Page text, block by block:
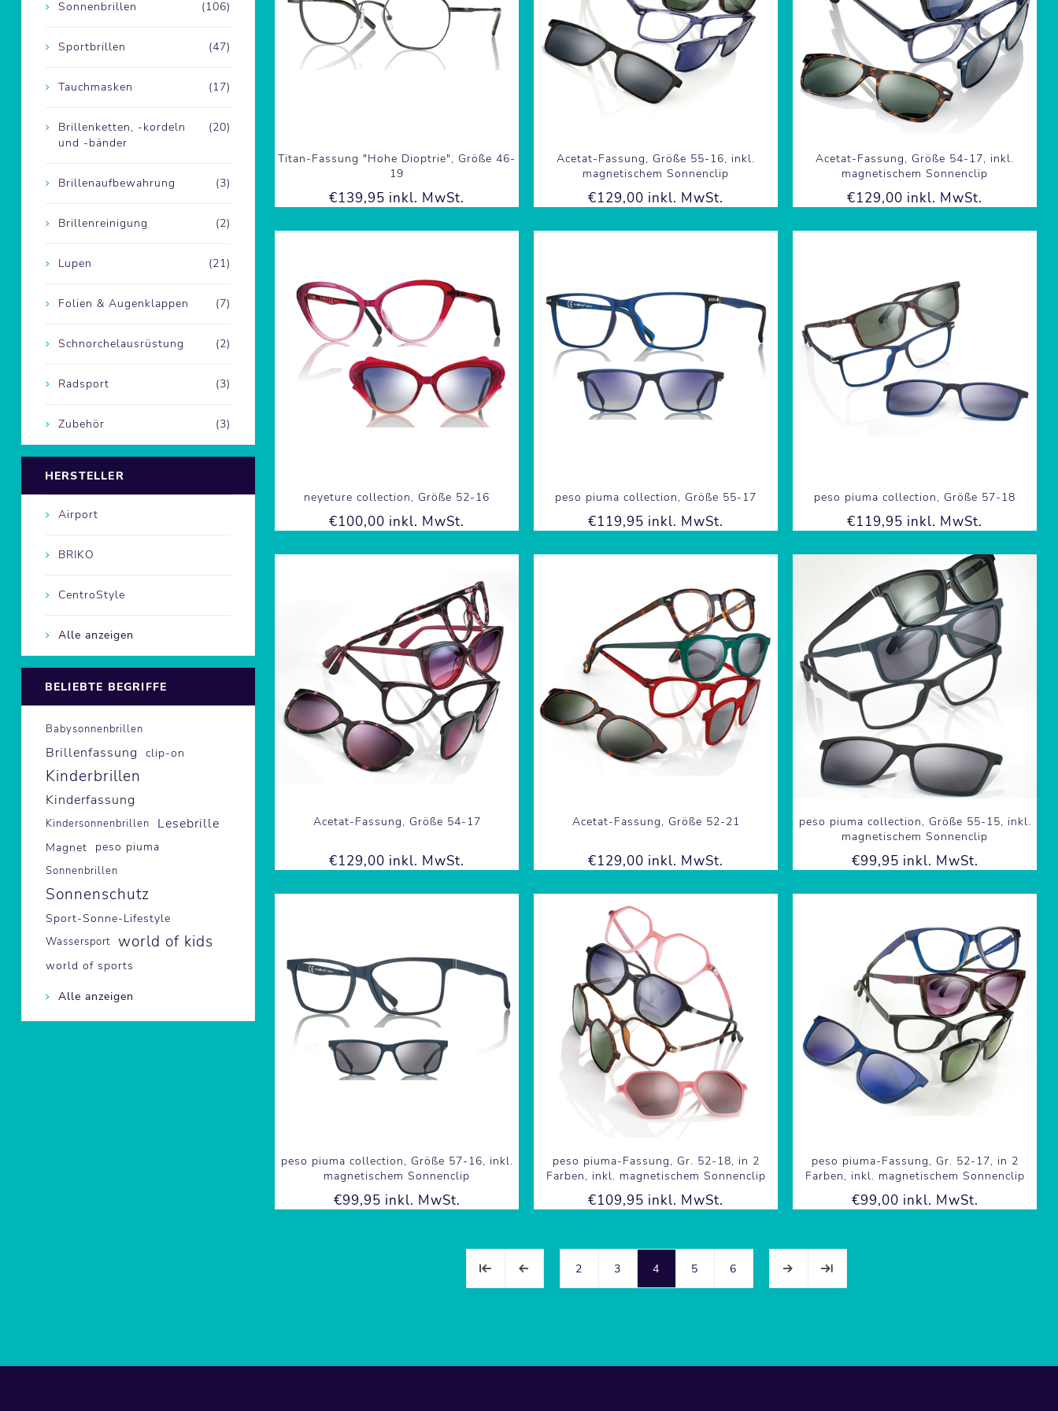
Titan-Fassung "Hohe Dioptrie", Größe 46-
19
€139,95 inkl. MwSt.
Acetat-Fassung, Größe 55-16, inkl.
magnetischem Sonnenclip
€129,00 inkl. MwSt.
Acetat-Fassung, Größe 54-17, inkl.
magnetischem Sonnenclip
€129,00 inkl. MwSt.
neyeture collection, Größe 52-16
€100,00 inkl. MwSt.
peso piuma collection, Größe 55-17
€119,95 inkl. MwSt.
peso piuma collection, Größe 57-18
€119,95 inkl. MwSt.
Acetat-Fassung, Größe 54-17
€129,00 inkl. MwSt.
Acetat-Fassung, Größe 52-21
€129,00 inkl. MwSt.
peso piuma collection, Größe 55-15, inkl.
magnetischem Sonnenclip
€99,95 inkl. MwSt.
peso piuma collection, Größe 57-16, inkl.
magnetischem Sonnenclip
€99,95 inkl. MwSt.
peso piuma-Fassung, Gr. 52-18, in 2
Farben, inkl. magnetischem Sonnenclip
€109,95 inkl. MwSt.
peso piuma-Fassung, Gr. 52-17, in 2
Farben, inkl. magnetischem Sonnenclip
€99,00 inkl. MwSt.
2 3 4 5 6
(106)
Sonnenbrillen
(47)
Sportbrillen
(17)
Tauchmasken
(20)
Brillenketten, -kordeln
und -bänder
(3)
Brillenaufbewahrung
(2)
Brillenreinigung
(21)
Lupen
(7)
Folien & Augenklappen
(2)
Schnorchelausrüstung
(3)
Radsport
(3)
Zubehör
HERSTELLER
Airport
BRIKO
CentroStyle
Alle anzeigen
BELIEBTE BEGRIFFE
Babysonnenbrillen
Brillenfassung clip-on
Kinderbrillen
Kinderfassung
Kindersonnenbrillen Lesebrille
Magnet peso piuma
Sonnenbrillen
Sonnenschutz
Sport-Sonne-Lifestyle
Wassersport world of kids
world of sports
Alle anzeigen